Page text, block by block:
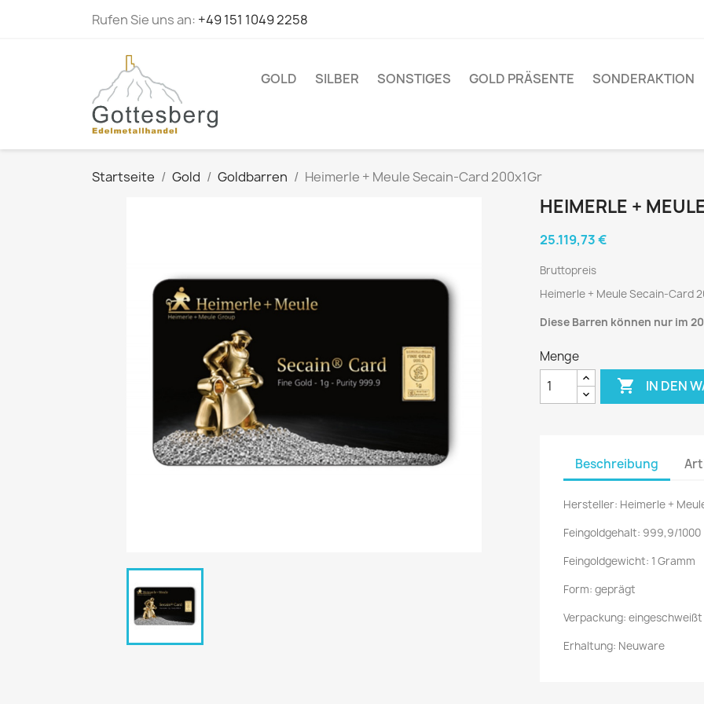
Rufen Sie uns an: +49 151 1049 2258
GOLD SILBER SONSTIGES GOLD PRÄSENTE SONDERAKTION
Startseite Gold Goldbarren Heimerle + Meule Secain-Card 200x1Gr
HEIMERLE +
25.119,73 €
Bruttopreis
Heimerle + Meule Secain-Card
Diese Barren können nur im
Menge
 IN DEN
Beschreibung
Hersteller: Heimerle +
Feingoldgehalt: 999,9/1000
Feingoldgewicht: 1 Gramm
Form: geprägt
Verpackung: eingeschweißt
Erhaltung: Neuware